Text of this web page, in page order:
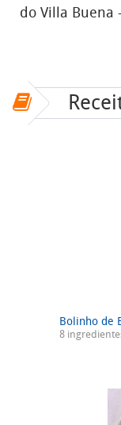
do Villa Buena
Bolinho de
8